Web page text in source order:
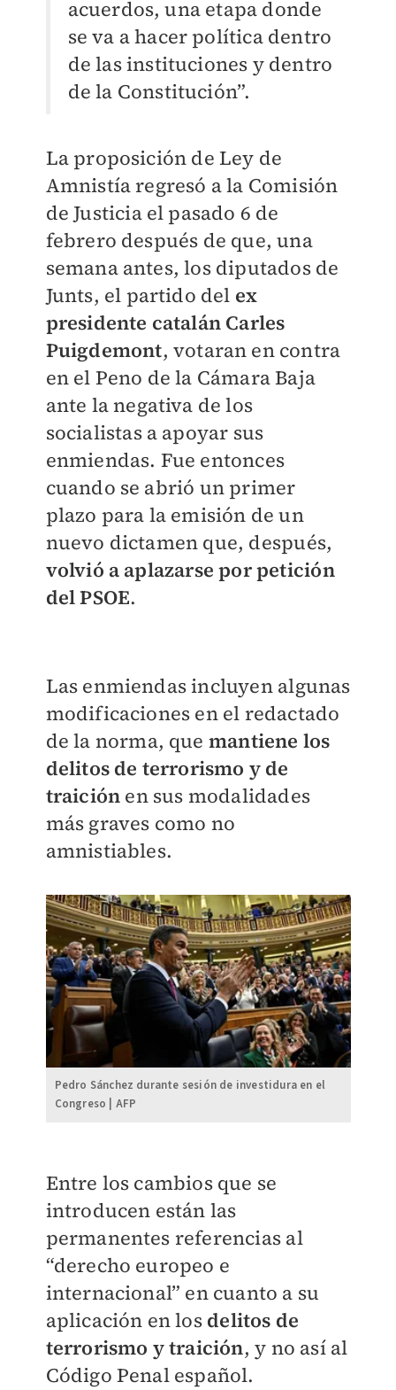
acuerdos, una etapa donde
se va a hacer política dentro
de las instituciones y dentro
de la Constitución”.
La proposición de Ley de
Amnistía regresó a la Comisión
de Justicia el pasado 6 de
febrero después de que, una
semana antes, los diputados de
Junts, el partido del ex
presidente catalán Carles
Puigdemont, votaran en contra
en el Peno de la Cámara Baja
ante la negativa de los
socialistas a apoyar sus
enmiendas. Fue entonces
cuando se abrió un primer
plazo para la emisión de un
nuevo dictamen que, después,
volvió a aplazarse por petición
del PSOE.
Las enmiendas incluyen algunas
modificaciones en el redactado
de la norma, que mantiene los
delitos de terrorismo y de
traición en sus modalidades
más graves como no
amnistiables.
Pedro Sánchez durante sesión de investidura en el
Congreso | AFP
Entre los cambios que se
introducen están las
permanentes referencias al
“derecho europeo e
internacional” en cuanto a su
aplicación en los delitos de
terrorismo y traición, y no así al
Código Penal español.